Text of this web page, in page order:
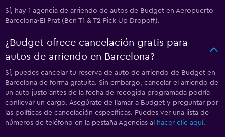
Sí, hay 1 agencia de arriendo de autos de Budget en Aeropuerto
Barcelona-El Prat (Bcn T1 & T2 Pick Up Dropoff).
¿Budget ofrece cancelación gratis para
autos de arriendo en Barcelona?
Sí, puedes cancelar tu reserva de auto de arriendo de Budget en
Barcelona de forma gratuita. Sin embargo, cancelar el arriendo de
un auto justo antes de la fecha de recogida programada podría
conllevar un cargo. Asegúrate de llamar a Budget y preguntar por
las políticas de cancelación específicas. Puedes ver una lista de
números de teléfono en la pestaña Agencias al
hacer clic aquí.